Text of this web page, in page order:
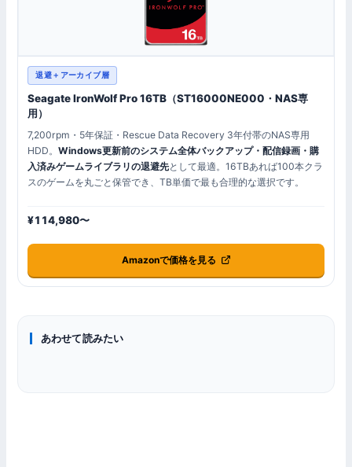
退避＋アーカイブ層
Seagate IronWolf Pro 16TB（ST16000NE000・NAS専
用）
7,200rpm・5年保証・Rescue Data Recovery 3年付帯のNAS専用
HDD。Windows更新前のシステム全体バックアップ・配信録画・購
入済みゲームライブラリの退避先として最適。16TBあれば100本クラ
スのゲームを丸ごと保管でき、TB単価で最も合理的な選択です。
¥114,980〜
Amazonで価格を見る
あわせて読みたい
トラブル・設定
トラブル・設定